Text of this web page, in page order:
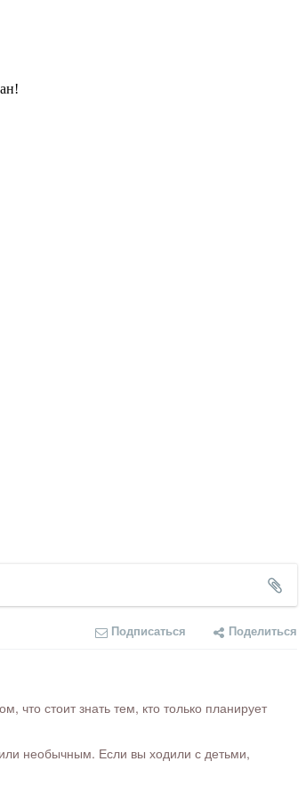
Подписаться Поделиться
стоит знать тем, кто только планирует
необычным. Если вы ходили с детьми,